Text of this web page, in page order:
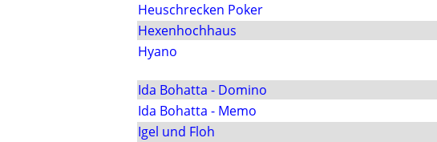
Heuschrecken Poker
Hexenhochhaus
Hyano
Ida Bohatta - Domino
Ida Bohatta - Memo
Igel und Floh